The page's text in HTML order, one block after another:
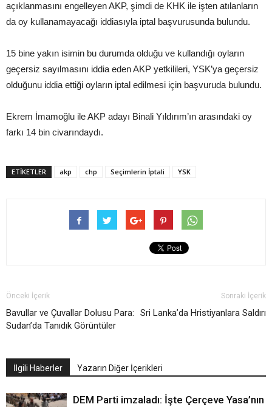
açıklanmasını engelleyen AKP, şimdi de KHK ile işten atılanların
da oy kullanamayacağı iddiasıyla iptal başvurusunda bulundu.
15 bine yakın isimin bu durumda olduğu ve kullandığı oyların
geçersiz sayılmasını iddia eden AKP yetkilileri, YSK’ya geçersiz
olduğunu iddia ettiği oyların iptal edilmesi için başvuruda bulundu.
Ekrem İmamoğlu ile AKP adayı Binali Yıldırım’ın arasındaki oy
farkı 14 bin civarındaydı.
ETIKETLER akp chp Seçimlerin İptali YSK
Önceki İçerik
Bavullar ve Çuvallar Dolusu Para:
Sudan’da Tanıdık Görüntüler
Sonraki İçerik
Sri Lanka’da Hristiyanlara Saldırı
İlgili Haberler Yazarın Diğer İçerikleri
DEM Parti imzaladı: İşte Çerçeve Yasa’nın